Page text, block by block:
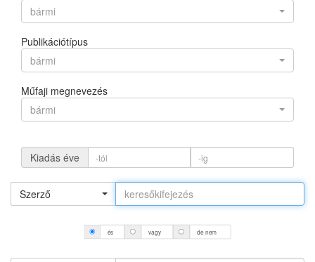
bármi
Publikációtípus
bármi
Műfaji megnevezés
bármi
Kiadás éve
Szerző
és vagy de nem